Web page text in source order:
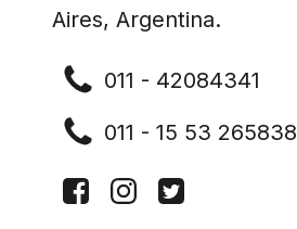
Aires, Argentina.
011 - 42084341
011 - 15 53 265838